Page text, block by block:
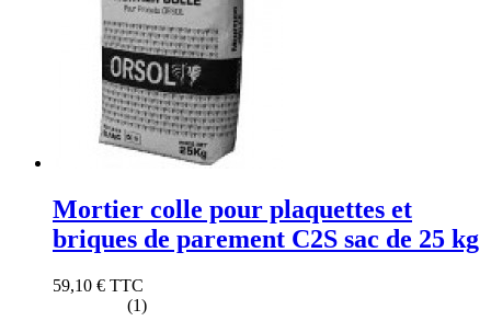
Mortier colle pour plaquettes et
briques de parement C2S sac de 25 kg
59,10 € TTC
(1)